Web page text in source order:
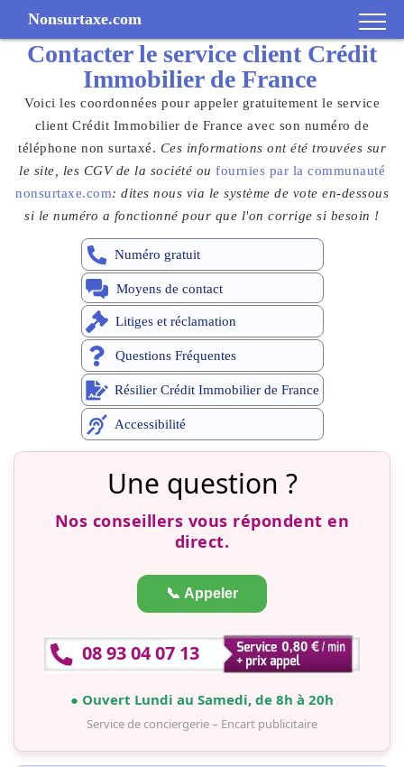
Nonsurtaxe.com
Contacter le service client Crédit
Immobilier de France
Voici les coordonnées pour appeler gratuitement le service
client Crédit Immobilier de France avec son numéro de
téléphone non surtaxé. Ces informations ont été trouvées sur
le site, les CGV de la société ou fournies par la communauté
nonsurtaxe.com: dites nous via le système de vote en-dessous
si le numéro a fonctionné pour que l'on corrige si besoin !
Numéro gratuit
Moyens de contact
Litiges et réclamation
Questions Fréquentes
Résilier Crédit Immobilier de France
Accessibilité
Une question ?
Nos conseillers vous répondent en
direct.
📞 Appeler
08 93 04 07 13
● Ouvert Lundi au Samedi, de 8h à 20h
Service de conciergerie – Encart publicitaire